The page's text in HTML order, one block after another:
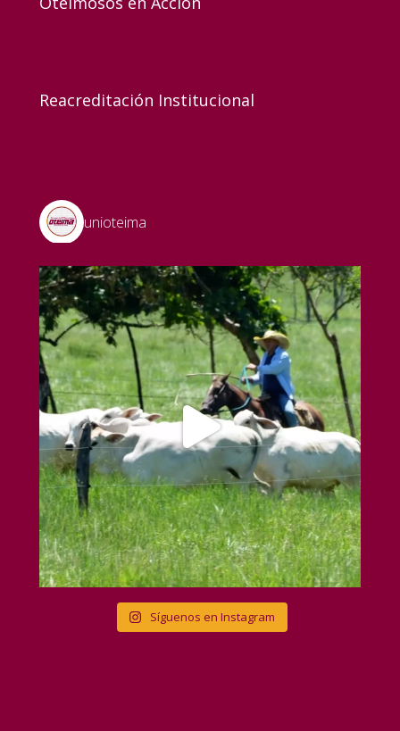
Reacreditación Institucional
unioteima
Síguenos en Instagram